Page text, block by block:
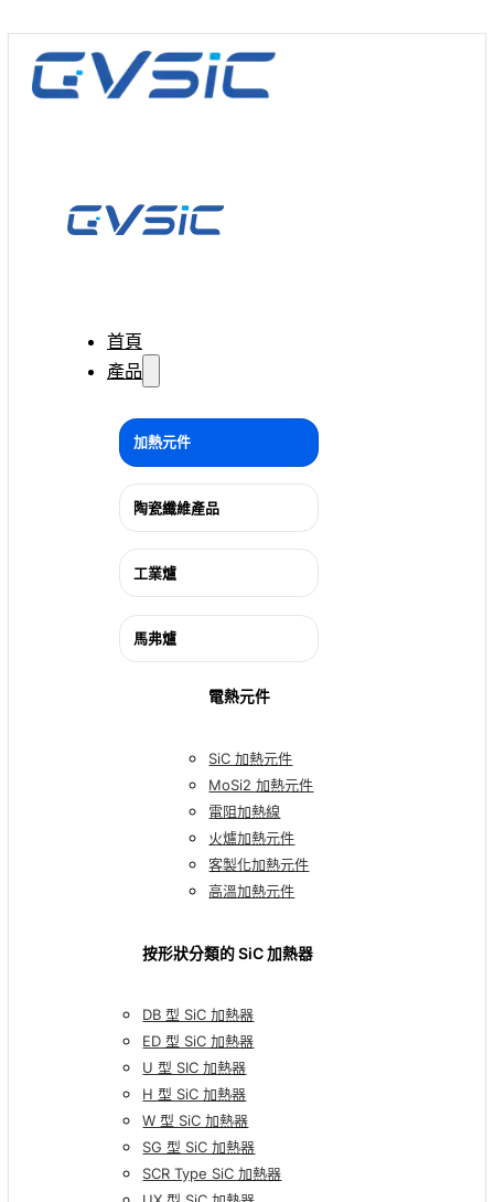
首頁
產品
加熱元件
陶瓷纖維產品
工業爐
馬弗爐
電熱元件
SiC 加熱元件
MoSi2 加熱元件
電阻加熱線
火爐加熱元件
客製化加熱元件
高溫加熱元件
按形狀分類的 SiC 加熱器
DB 型 SiC 加熱器
ED 型 SiC 加熱器
U 型 SIC 加熱器
H 型 SiC 加熱器
W 型 SiC 加熱器
SG 型 SiC 加熱器
SCR Type SiC 加熱器